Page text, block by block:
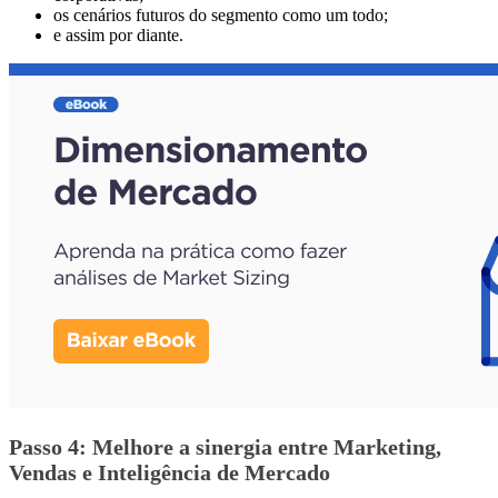
os cenários futuros do segmento como um todo;
e assim por diante.
Passo 4: Melhore a sinergia entre Marketing,
Vendas e Inteligência de Mercado